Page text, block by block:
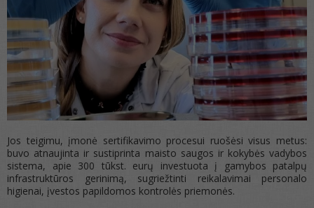
Jos teigimu, įmonė sertifikavimo procesui ruošėsi visus metus:
buvo atnaujinta ir sustiprinta maisto saugos ir kokybės vadybos
sistema, apie 300 tūkst. eurų investuota į gamybos patalpų
infrastruktūros gerinimą, sugriežtinti reikalavimai personalo
higienai, įvestos papildomos kontrolės priemonės.